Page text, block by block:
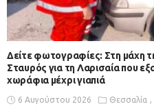
Δείτε φωτογραφίες: Στη μάχη
Σταυρός για τη Λαρισαία που
χωράφια μέχρι γιαπιά
6 Αυγούστου 2026 Θεσσαλία